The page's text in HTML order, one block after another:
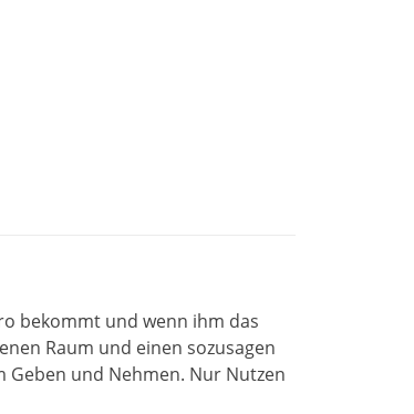
bekommt und wenn ihm das
Raum und einen sozusagen
und Nehmen. Nur Nutzen